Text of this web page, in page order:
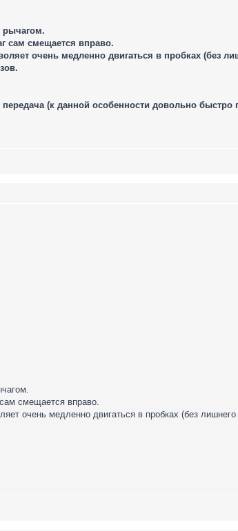
рычагом.
сам смещается вправо.
очень медленно двигаться в пробках (без
передача (к данной особенности довольно
смещается вправо.
очень медленно двигаться в пробках (без